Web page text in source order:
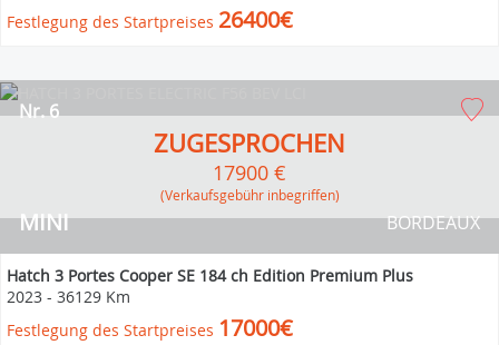
Festlegung des Startpreises 26400€
MINI
Nr. 6
BORDEAUX
ZUGESPROCHEN
17900 €
(Verkaufsgebühr inbegriffen)
Hatch 3 Portes Cooper SE 184 ch Edition Premium Plus
2023 - 36129 Km
Festlegung des Startpreises 17000€